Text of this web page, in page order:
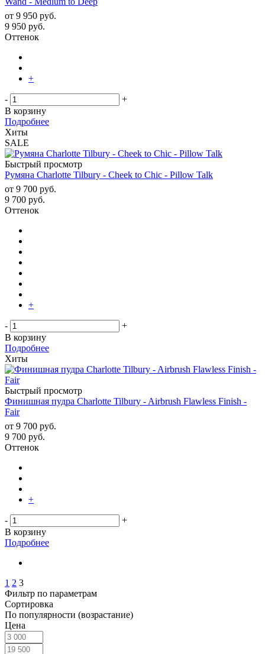
от 9 950 руб.
9 950 руб.
Оттенок
+
-
+
В корзину
Подробнее
Хиты
SALE
Быстрый просмотр
Румяна Charlotte Tilbury - Cheek to Chic - Pillow Talk
от 9 700 руб.
9 700 руб.
Оттенок
+
-
+
В корзину
Подробнее
Хиты
Быстрый просмотр
Финишная пудра Charlotte Tilbury - Airbrush Flawless Finish -
Fair
от 9 700 руб.
9 700 руб.
Оттенок
+
-
+
В корзину
Подробнее
1 2 3
Фильтр по параметрам
Сортировка
По популярности (возрастание)
Цена